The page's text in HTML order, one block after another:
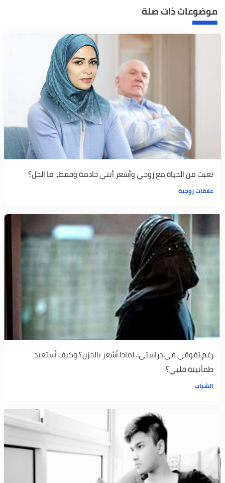
موضوعات ذات صلة
تعبت من الحياة مع زوجي وأشعر أنني خادمة وفقط.. ما الحل؟
علاقات زوجية
رغم تفوقي في دراستي.. لماذا أشعر بالحزن؟ وكيف أستعيد
طمأنينة قلبي؟
الشباب